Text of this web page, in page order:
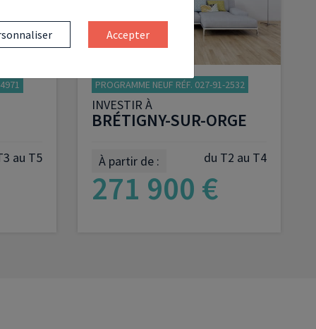
au T5
PROGRAMME NEUF RÉF. 027-91-2532
INVESTIR À
BRÉTIGNY-SUR-ORGE
du T2 au T4
À partir de :
271 900 €
Accepter